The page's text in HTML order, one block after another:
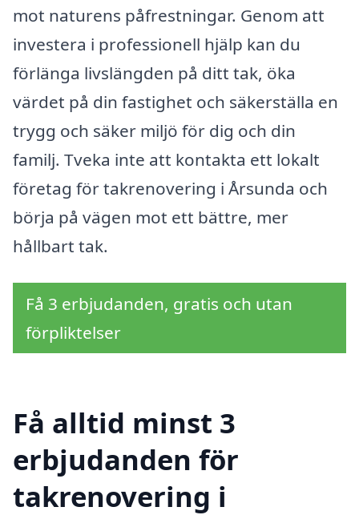
mot naturens påfrestningar. Genom att
investera i professionell hjälp kan du
förlänga livslängden på ditt tak, öka
värdet på din fastighet och säkerställa en
trygg och säker miljö för dig och din
familj. Tveka inte att kontakta ett lokalt
företag för takrenovering i Årsunda och
börja på vägen mot ett bättre, mer
hållbart tak.
Få 3 erbjudanden, gratis och utan
förpliktelser
Få alltid minst 3
erbjudanden för
takrenovering i